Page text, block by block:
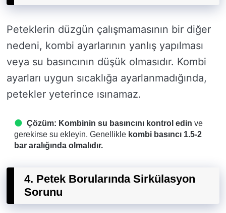
Peteklerin düzgün çalışmamasının bir diğer
nedeni, kombi ayarlarının yanlış yapılması
veya su basıncının düşük olmasıdır. Kombi
ayarları uygun sıcaklığa ayarlanmadığında,
petekler yeterince ısınamaz.
Çözüm: Kombinin su basıncını kontrol edin ve
gerekirse su ekleyin. Genellikle kombi basıncı 1.5-2
bar aralığında olmalıdır.
4. Petek Borularında Sirkülasyon
Sorunu